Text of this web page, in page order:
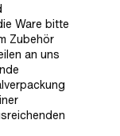
Ware bitte
Zubehör
an uns